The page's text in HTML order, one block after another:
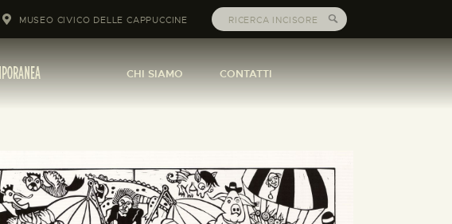
MUSEO CIVICO DELLE CAPPUCCINE
CHI SIAMO CONTATTI